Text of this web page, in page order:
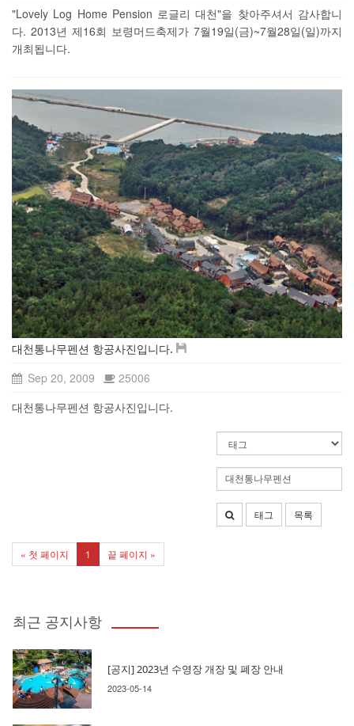
"Lovely Log Home Pension 로글리 대천"을 찾아주셔서 감사합니
다. 2013년 제16회 보령머드축제가 7월19일(금)~7월28일(일)까지
개최됩니다.
대천통나무펜션 항공사진입니다.
Sep 20, 2009
25006
대천통나무펜션 항공사진입니다.
태그 목록
« 첫 페이지 1 끝 페이지 »
최근 공지사항
[공지] 2023년 수영장 개장 및 폐장 안내
2023-05-14